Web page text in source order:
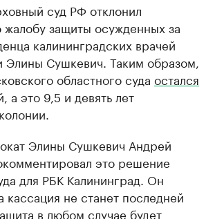
суд РФ отклонил
жалобу защиты осужденных за
калининградских врачей
Элины Сушкевич. Таким образом,
областного суда остался
а это 9,5 и девять лет
Элины Сушкевич Андрей
это решение
для РБК Калининград. Он
кассация не станет последней
в любом случае будет